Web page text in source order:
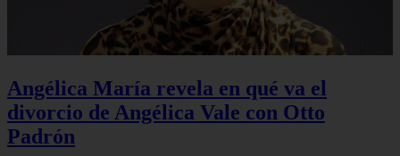
Angélica María revela en qué va el
divorcio de Angélica Vale con Otto
Padrón